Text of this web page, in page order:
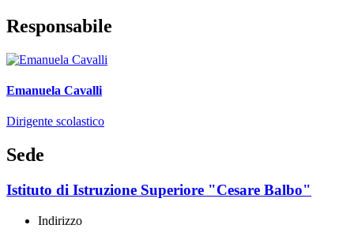
Responsabile
Emanuela Cavalli
Dirigente scolastico
Sede
Istituto di Istruzione Superiore "Cesare Balbo"
Indirizzo